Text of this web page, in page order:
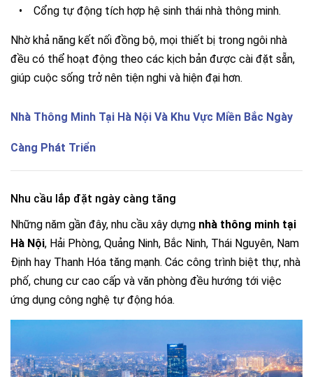
• Cổng tự động tích hợp hệ sinh thái nhà thông minh.
Nhờ khả năng kết nối đồng bộ, mọi thiết bị trong ngôi nhà
đều có thể hoạt động theo các kịch bản được cài đặt sẵn,
giúp cuộc sống trở nên tiện nghi và hiện đại hơn.
Nhà Thông Minh Tại Hà Nội Và Khu Vực Miền Bắc Ngày
Càng Phát Triển
Nhu cầu lắp đặt ngày càng tăng
Những năm gần đây, nhu cầu xây dựng nhà thông minh tại
Hà Nội, Hải Phòng, Quảng Ninh, Bắc Ninh, Thái Nguyên, Nam
Định hay Thanh Hóa tăng mạnh. Các công trình biệt thự, nhà
phố, chung cư cao cấp và văn phòng đều hướng tới việc
ứng dụng công nghệ tự động hóa.